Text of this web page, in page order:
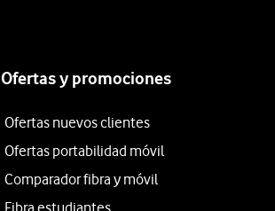
Ofertas y promociones
Ofertas nuevos clientes
Ofertas portabilidad móvil
Comparador fibra y móvil
Fibra estudiantes